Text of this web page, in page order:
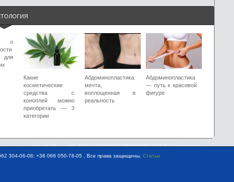
о
Какие
косметические
средства с
коноплей можно
приобретать — 3
категории
Абдоминопластика:
мечта,
воплощенная в
реальность
Абдоминопластика
— путь к красивой
фигуре
304-06-08; +38 066 050-78-05 , Все права защищены. Статьи